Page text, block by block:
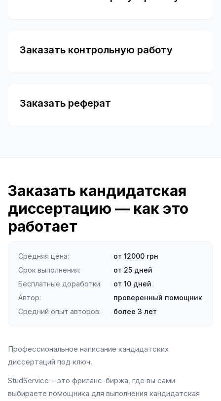
Заказать контрольную работу
Заказать реферат
Заказать кандидатская
диссертацию — как это
работает
Средняя цена:
от 12000 грн
Срок выполнения:
от 25 дней
Бесплатные доработки:
от 10 дней
Автор:
проверенный помощник
Средний опыт авторов: более 3 лет
Профессиональное написание кандидатских
диссертаций под ключ.
StudService – это фриланс-биржа, где вы сами
выбираете помощника для выполнения кандидатская